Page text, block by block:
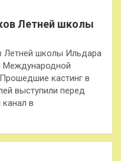
Летней школы
Летней школы Ильдара
Международной
кастинг в
выступили перед
в